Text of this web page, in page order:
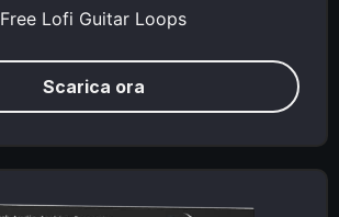
Free Lofi Guitar Loops
Scarica ora